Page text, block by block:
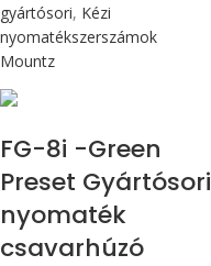
gyártósori, Kézi
nyomatékszerszámok
Mountz
FG-8i -Green
Preset Gyártósori
nyomaték
csavarhúzó